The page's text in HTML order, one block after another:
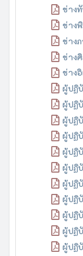
ช่าง
ช่าง
ช่าง
ช่าง
ช่าง
ผู้ปฏิ
ผู้ปฏิ
ผู้ปฏิ
ผู้ปฏิ
ผู้ปฏิ
ผู้ปฏิ
ผู้ปฏิ
ผู้ปฏิ
ผู้ปฏิ
ผู้ปฏิ
ผู้ปฏิ